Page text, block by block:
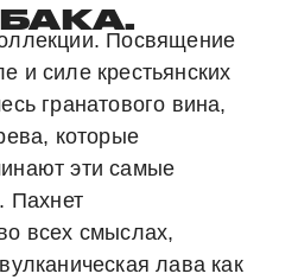
Посвящение
и силе крестьянских
гранатового вина,
которые
эти самые
Пахнет
всех смыслах,
лава как